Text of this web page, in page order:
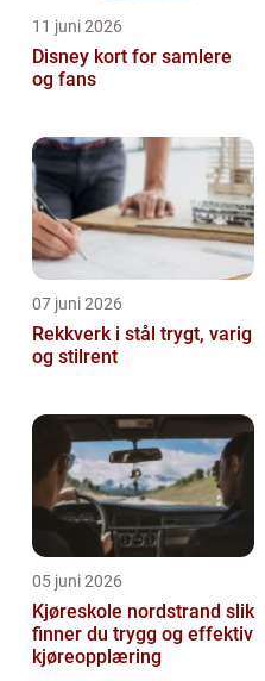
11 juni 2026
Disney kort for samlere
og fans
07 juni 2026
Rekkverk i stål trygt, varig
og stilrent
05 juni 2026
Kjøreskole nordstrand slik
finner du trygg og effektiv
kjøreopplæring